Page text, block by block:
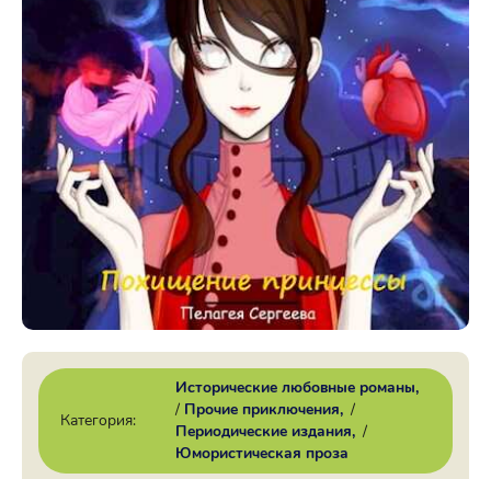
Категория:
Исторические любовные романы
/ Прочие приключения /
Периодические издания /
Юмористическая проза